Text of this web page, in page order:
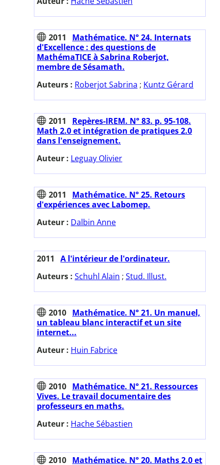
2011
Mathématice. N° 24. Internats
d'Excellence : des questions de
MathémaTICE à Sabrina Roberjot,
membre de Sésamath.
Auteurs : Roberjot Sabrina ; Kuntz Gérard
2011
Repères-IREM. N° 83. p. 95-108.
Math 2.0 et intégration de pratiques 2.0
dans l'enseignement.
Auteur : Leguay Olivier
2011
Mathématice. N° 25. Retours
d'expériences avec Labomep.
Auteur : Dalbin Anne
2011
A l'intérieur de l'ordinateur.
Auteurs : Schuhl Alain ; Stud. Illust.
2010 Mathématice. N° 21. Un manuel,
un tableau blanc interactif et un site
internet...
Auteur : Huin Fabrice
2010 Mathématice. N° 21. Ressources
Vives. Le travail documentaire des
professeurs en maths.
Auteur : Hache Sébastien
2010 Mathématice. N° 20. Maths 2.0 et